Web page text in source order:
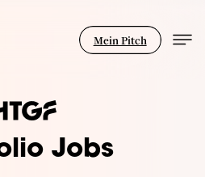
Mein Pitch
Jobs